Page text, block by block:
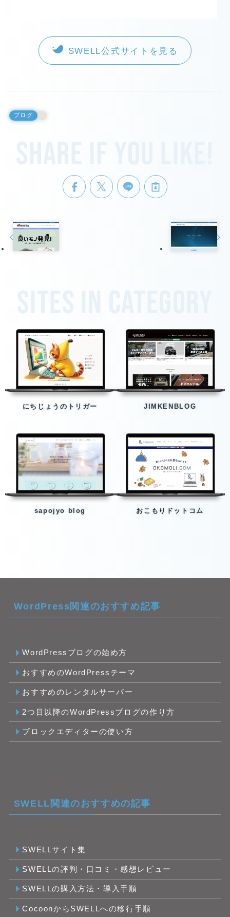
SWELL公式サイトを見る
ブログ
Share if you like!
Sites in category
にちじょうのトリガー JIMKENBLOG
sapojyo blog おこもりドットコム
WordPress関連のおすすめ記事
WordPressブログの始め方
おすすめのWordPressテーマ
おすすめのレンタルサーバー
2つ目以降のWordPressブログの作り方
ブロックエディターの使い方
SWELL関連のおすすめの記事
SWELLサイト集
SWELLの評判・口コミ・感想レビュー
SWELLの購入方法・導入手順
CocoonからSWELLへの移行手順